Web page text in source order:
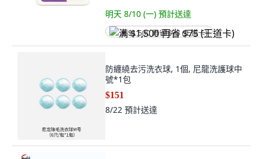
明天 8/10 (一) 預計送達
满 $1,500 再省 $75 (王道卡)
防纏繞去污洗衣球, 1個, 尼龍洗護球中
號*1包
$151
8/22 預計送達